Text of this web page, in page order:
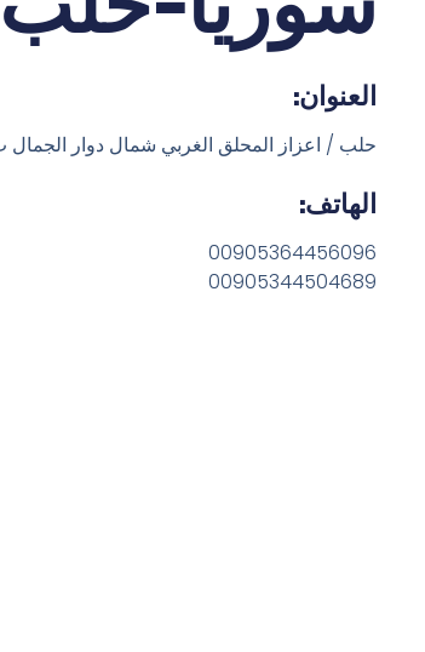
العنوان:
حلب / اعزاز المحلق الغربي شمال دوار الجمال ب 500
الهاتف:
00905364456096
00905344504689